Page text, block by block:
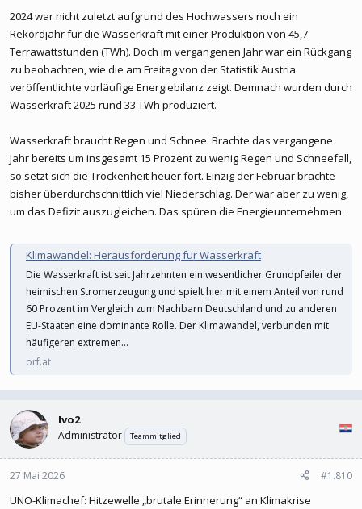
2024 war nicht zuletzt aufgrund des Hochwassers noch ein
Rekordjahr für die Wasserkraft mit einer Produktion von 45,7
Terrawattstunden (TWh). Doch im vergangenen Jahr war ein Rückgang
zu beobachten, wie die am Freitag von der Statistik Austria
veröffentlichte vorläufige Energiebilanz zeigt. Demnach wurden durch
Wasserkraft 2025 rund 33 TWh produziert.
Wasserkraft braucht Regen und Schnee. Brachte das vergangene
Jahr bereits um insgesamt 15 Prozent zu wenig Regen und Schneefall,
so setzt sich die Trockenheit heuer fort. Einzig der Februar brachte
bisher überdurchschnittlich viel Niederschlag. Der war aber zu wenig,
um das Defizit auszugleichen. Das spüren die Energieunternehmen.
Klimawandel: Herausforderung für Wasserkraft
Die Wasserkraft ist seit Jahrzehnten ein wesentlicher Grundpfeiler der
heimischen Stromerzeugung und spielt hier mit einem Anteil von rund
60 Prozent im Vergleich zum Nachbarn Deutschland und zu anderen
EU-Staaten eine dominante Rolle. Der Klimawandel, verbunden mit
häufigeren extremen...
orf.at
Ivo2
Administrator Teammitglied
27 Mai 2026 #1.810
UNO-Klimachef: Hitzewelle „brutale Erinnerung“ an Klimakrise